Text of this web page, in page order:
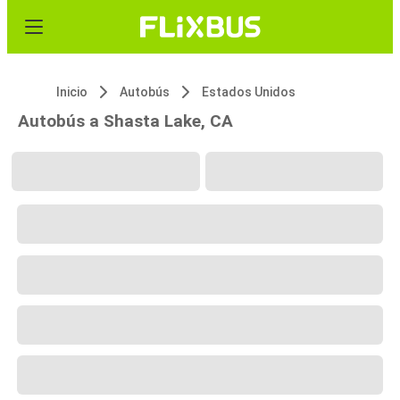
Inicio Autobús Estados Unidos
Autobús a Shasta Lake, CA